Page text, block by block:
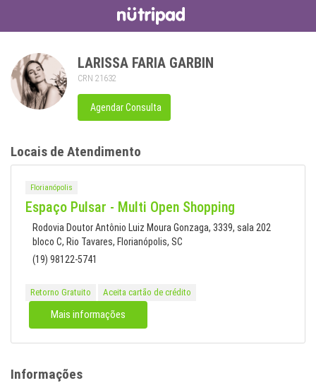
LARISSA FARIA GARBIN
CRN 21632
Agendar Consulta
Locais de Atendimento
Florianópolis
Espaço Pulsar - Multi Open Shopping
Rodovia Doutor Antônio Luiz Moura Gonzaga, 3339, sala 202
bloco C, Rio Tavares, Florianópolis, SC
(19) 98122-5741
Retorno Gratuito Aceita cartão de crédito
Mais informações
Informações